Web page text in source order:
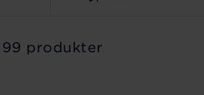
produkter